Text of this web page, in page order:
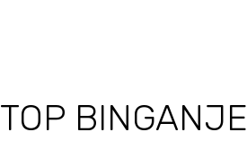
TOP BINGANJE